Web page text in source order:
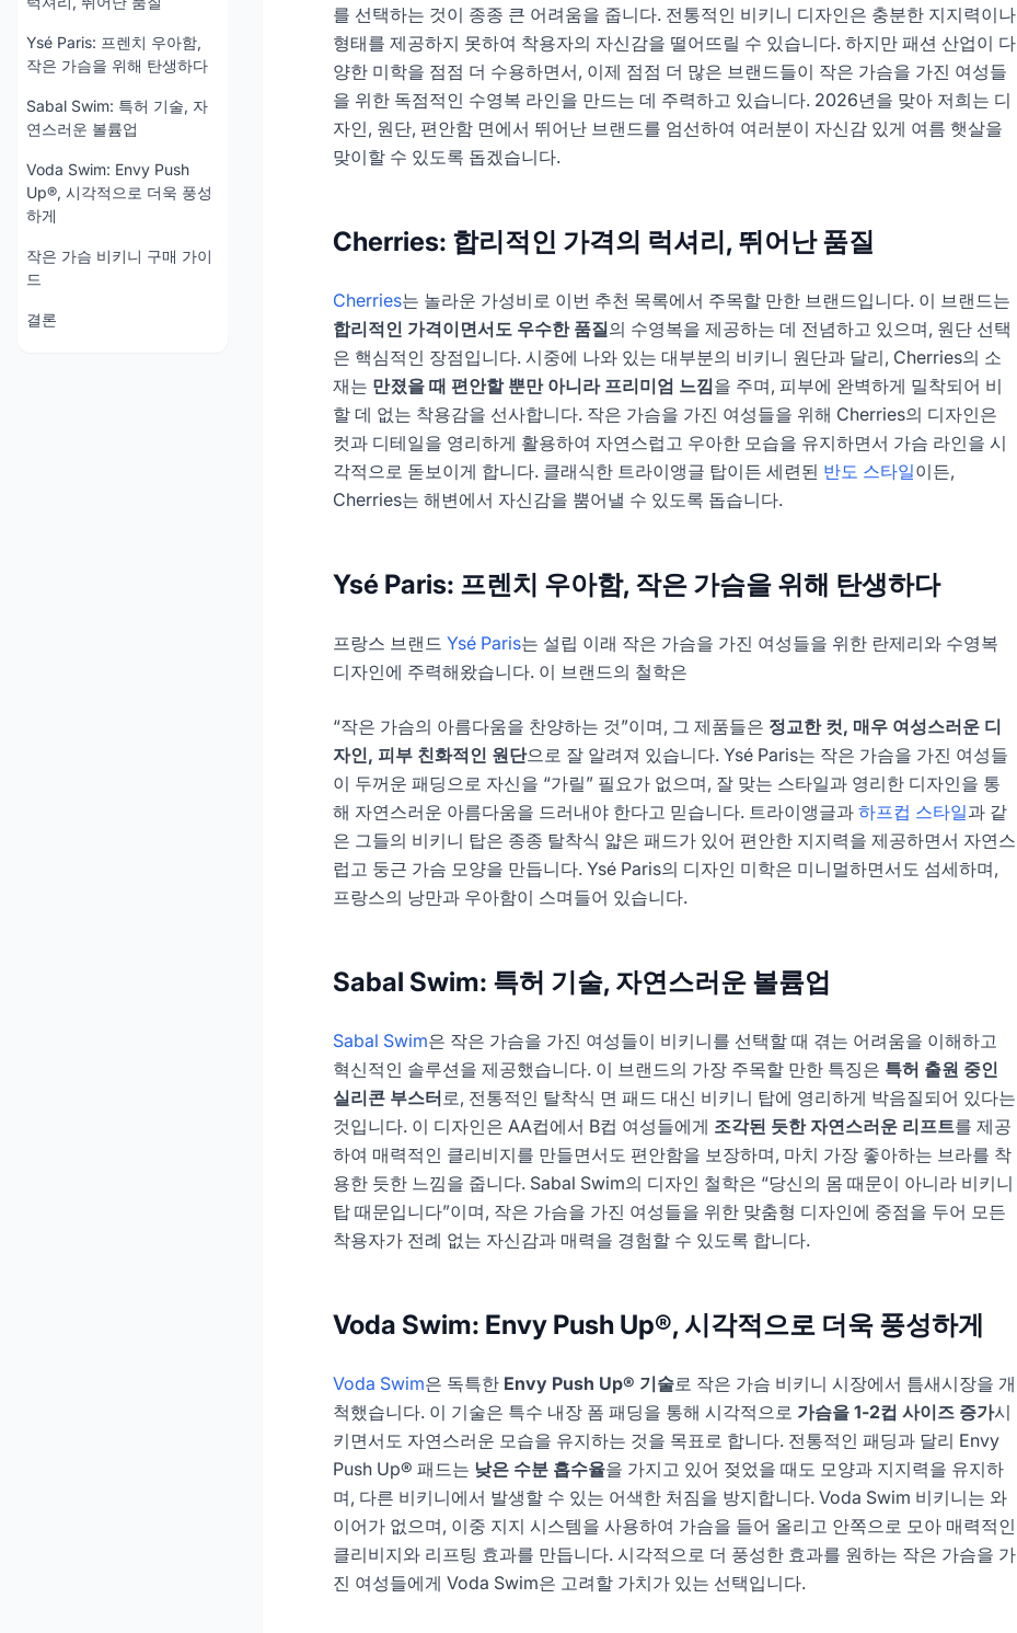
2026-04 대우
지금 상담하기
Ysé Paris: 프렌치 우아함,
작은 가슴을 위해 탄생하다
Sabal Swim: 특허 기술, 자
연스러운 볼륨업
Voda Swim: Envy Push
Up®, 시각적으로 더욱 풍성
하게
작은 가슴 비키니 구매 가이
드
결론
를 선택하는 것이 종종 큰 어려움을 줍니다. 전통적인 비키니 디자인은 충분한 지지력이나
형태를 제공하지 못하여 착용자의 자신감을 떨어뜨릴 수 있습니다. 하지만 패션 산업이 다
양한 미학을 점점 더 수용하면서, 이제 점점 더 많은 브랜드들이 작은 가슴을 가진 여성들
을 위한 독점적인 수영복 라인을 만드는 데 주력하고 있습니다. 2026년을 맞아 저희는 디
자인, 원단, 편안함 면에서 뛰어난 브랜드를 엄선하여 여러분이 자신감 있게 여름 햇살을
맞이할 수 있도록 돕겠습니다.
Cherries: 합리적인 가격의 럭셔리, 뛰어난 품질
Cherries는 놀라운 가성비로 이번 추천 목록에서 주목할 만한 브랜드입니다. 이 브랜드는
합리적인 가격이면서도 우수한 품질의 수영복을 제공하는 데 전념하고 있으며, 원단 선택
은 핵심적인 장점입니다. 시중에 나와 있는 대부분의 비키니 원단과 달리, Cherries의 소
재는 만졌을 때 편안할 뿐만 아니라 프리미엄 느낌을 주며, 피부에 완벽하게 밀착되어 비
할 데 없는 착용감을 선사합니다. 작은 가슴을 가진 여성들을 위해 Cherries의 디자인은
컷과 디테일을 영리하게 활용하여 자연스럽고 우아한 모습을 유지하면서 가슴 라인을 시
각적으로 돋보이게 합니다. 클래식한 트라이앵글 탑이든 세련된 반도 스타일이든,
Cherries는 해변에서 자신감을 뿜어낼 수 있도록 돕습니다.
Ysé Paris: 프렌치 우아함, 작은 가슴을 위해 탄생하다
프랑스 브랜드 Ysé Paris는 설립 이래 작은 가슴을 가진 여성들을 위한 란제리와 수영복
디자인에 주력해왔습니다. 이 브랜드의 철학은
“작은 가슴의 아름다움을 찬양하는 것”이며, 그 제품들은 정교한 컷, 매우 여성스러운 디
자인, 피부 친화적인 원단으로 잘 알려져 있습니다. Ysé Paris는 작은 가슴을 가진 여성들
이 두꺼운 패딩으로 자신을 “가릴” 필요가 없으며, 잘 맞는 스타일과 영리한 디자인을 통
해 자연스러운 아름다움을 드러내야 한다고 믿습니다. 트라이앵글과 하프컵 스타일과 같
은 그들의 비키니 탑은 종종 탈착식 얇은 패드가 있어 편안한 지지력을 제공하면서 자연스
럽고 둥근 가슴 모양을 만듭니다. Ysé Paris의 디자인 미학은 미니멀하면서도 섬세하며,
프랑스의 낭만과 우아함이 스며들어 있습니다.
Sabal Swim: 특허 기술, 자연스러운 볼륨업
Sabal Swim은 작은 가슴을 가진 여성들이 비키니를 선택할 때 겪는 어려움을 이해하고
혁신적인 솔루션을 제공했습니다. 이 브랜드의 가장 주목할 만한 특징은 특허 출원 중인
실리콘 부스터로, 전통적인 탈착식 면 패드 대신 비키니 탑에 영리하게 박음질되어 있다는
것입니다. 이 디자인은 AA컵에서 B컵 여성들에게 조각된 듯한 자연스러운 리프트를 제공
하여 매력적인 클리비지를 만들면서도 편안함을 보장하며, 마치 가장 좋아하는 브라를 착
용한 듯한 느낌을 줍니다. Sabal Swim의 디자인 철학은 “당신의 몸 때문이 아니라 비키니
탑 때문입니다”이며, 작은 가슴을 가진 여성들을 위한 맞춤형 디자인에 중점을 두어 모든
착용자가 전례 없는 자신감과 매력을 경험할 수 있도록 합니다.
Voda Swim: Envy Push Up®, 시각적으로 더욱 풍성하게
Voda Swim은 독특한 Envy Push Up® 기술로 작은 가슴 비키니 시장에서 틈새시장을 개
척했습니다. 이 기술은 특수 내장 폼 패딩을 통해 시각적으로 가슴을 1-2컵 사이즈 증가시
키면서도 자연스러운 모습을 유지하는 것을 목표로 합니다. 전통적인 패딩과 달리 Envy
Push Up® 패드는 낮은 수분 흡수율을 가지고 있어 젖었을 때도 모양과 지지력을 유지하
며, 다른 비키니에서 발생할 수 있는 어색한 처짐을 방지합니다. Voda Swim 비키니는 와
이어가 없으며, 이중 지지 시스템을 사용하여 가슴을 들어 올리고 안쪽으로 모아 매력적인
클리비지와 리프팅 효과를 만듭니다. 시각적으로 더 풍성한 효과를 원하는 작은 가슴을 가
진 여성들에게 Voda Swim은 고려할 가치가 있는 선택입니다.